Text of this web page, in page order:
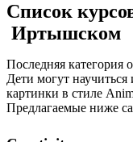
Список
Иртышском
Последняя категория
Дети могут
картинки в стиле
Предлагаемые ниже